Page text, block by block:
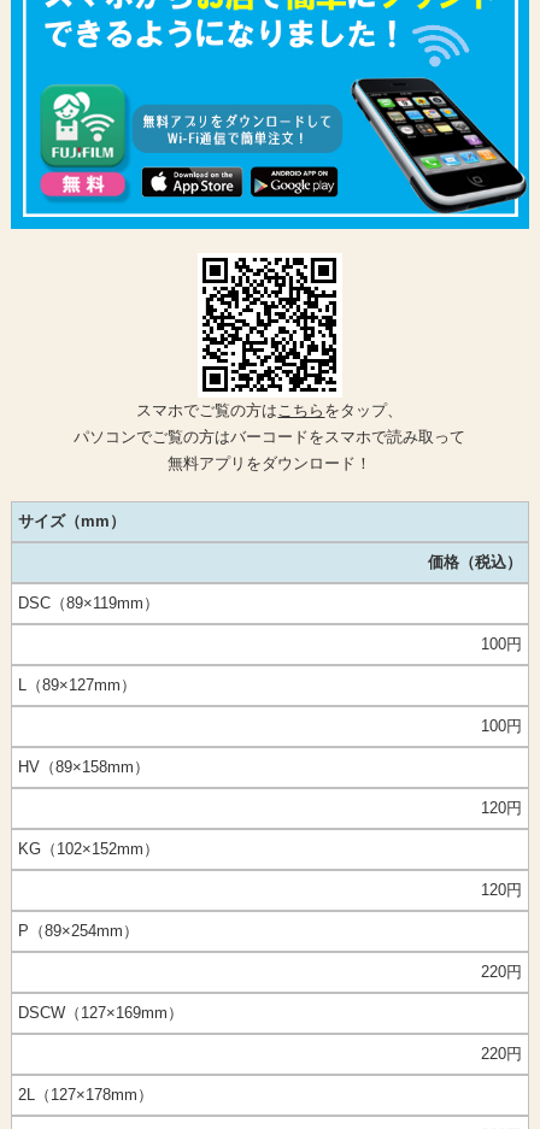
スマホでご覧の方はこちら をタップ、
パソコンでご覧の方はバーコードをスマホで読み取って
無料アプリをダウンロード！
サイズ（mm）
価格（税込）
DSC（89×119mm）
100円
L（89×127mm）
100円
HV（89×158mm）
120円
KG（102×152mm）
120円
P（89×254mm）
220円
DSCW（127×169mm）
220円
2L（127×178mm）